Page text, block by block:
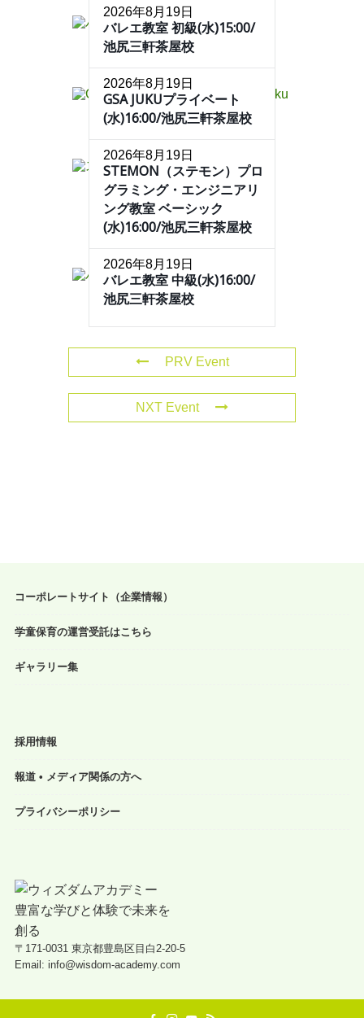
2026年8月19日
バレエ教室 初級(水)15:00/
池尻三軒茶屋校
2026年8月19日
GSA JUKUプライベート
(水)16:00/池尻三軒茶屋校
2026年8月19日
STEMON（ステモン）プロ
グラミング・エンジニアリ
ング教室 ベーシック
(水)16:00/池尻三軒茶屋校
2026年8月19日
バレエ教室 中級(水)16:00/
池尻三軒茶屋校
PRV Event
NXT Event
コーポレートサイト（企業情報）
学童保育の運営受託はこちら
ギャラリー集
採用情報
報道 • メディア関係の方へ
プライバシーポリシー
〒171-0031 東京都豊島区目白2-20-5
Email: info@wisdom-academy.com